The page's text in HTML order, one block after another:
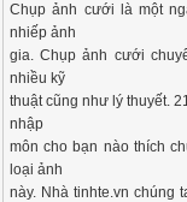
Chụp ảnh cưới là một
nhiếp ảnh
gia. Chụp ảnh cưới
nhiều kỹ
thuật cũng như lý thuyết.
nhập
môn cho bạn nào thích
loại ảnh
này. Nhà tinhte.vn chúng